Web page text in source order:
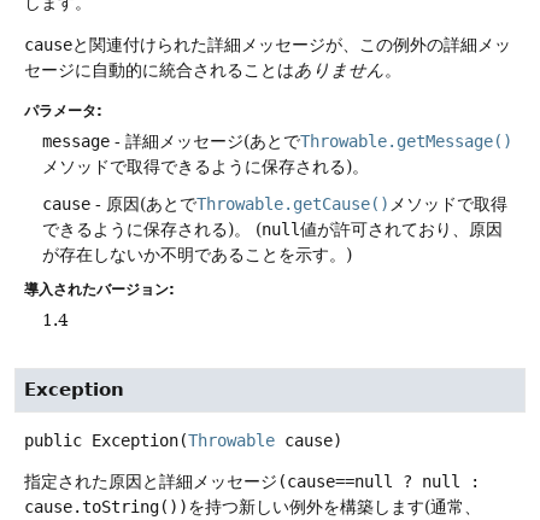
causeと関連付けられた詳細メッセージが、この例外の詳細メッ
セージに自動的に統合されることはありません。
パラメータ:
message - 詳細メッセージ(あとでThrowable.getMessage()
メソッドで取得できるように保存される)。
cause - 原因(あとでThrowable.getCause() メソッドで取得
できるように保存される)。
(null値が許可されており、原因
が存在しないか不明であることを示す。)
導入されたバージョン:
1.4
Exception
public Exception(Throwable cause)
指定された原因と詳細メッセージ (cause==null ? null :
cause.toString())を持つ新しい例外を構築します(通常、